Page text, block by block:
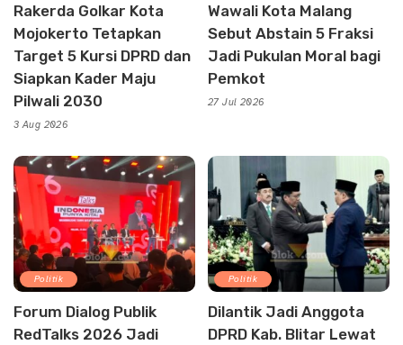
Rakerda Golkar Kota
Mojokerto Tetapkan
Target 5 Kursi DPRD dan
Siapkan Kader Maju
Pilwali 2030
3 Aug 2026
Wawali Kota Malang
Sebut Abstain 5 Fraksi
Jadi Pukulan Moral bagi
Pemkot
27 Jul 2026
Politik
Forum Dialog Publik
RedTalks 2026 Jadi
Politik
Dilantik Jadi Anggota
DPRD Kab. Blitar Lewat